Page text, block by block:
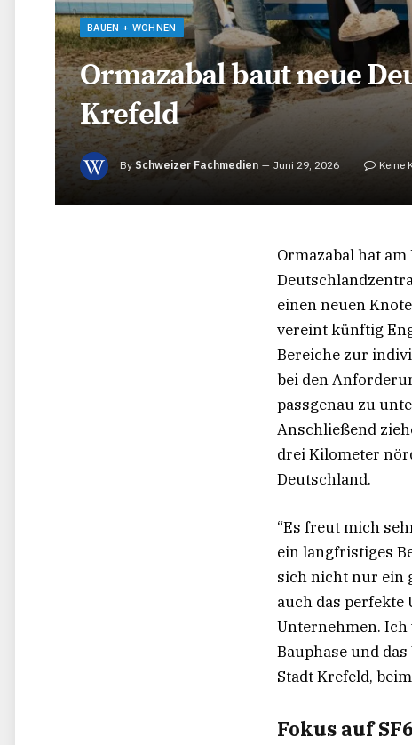
BAUEN + WOHNEN
Ormazabal baut neue
Krefeld
By Schweizer Fachmedien Juni 29, 2026 Keine
Ormazabal hat
einen neuen
vereint künftig
Bereiche zur
bei den
passgenau zu
Anschließend
drei Kilometer
Deutschland.
“Es freut mich
ein langfristiges
sich nicht nur ein
auch das
Unternehmen. Ich
Bauphase und
Stadt Krefeld,
Fokus auf